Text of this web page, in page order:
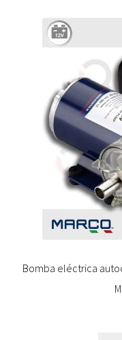
Bomba eléctrica